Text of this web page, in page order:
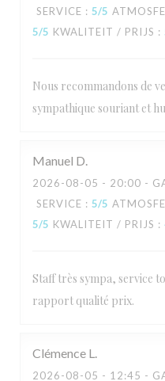
SERVICE : 5/5
5/5 KWALITEIT / PRIJS :
Nous recommandons de
sympathique souriant et
Manuel D
2026-08-05 - 20:00 -
SERVICE : 5/5
5/5 KWALITEIT / PRIJS :
Staff très sympa, service
rapport qualité prix.
Clémence L
2026-08-05 - 12:45 -